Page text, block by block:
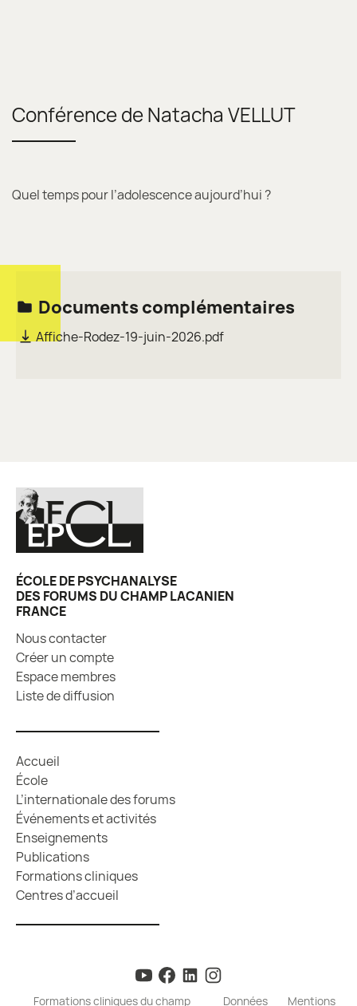
Conférence de Natacha VELLUT
Quel temps pour l’adolescence aujourd’hui ?
Documents complémentaires
Affiche-Rodez-19-juin-2026.pdf
ÉCOLE DE PSYCHANALYSE
DES FORUMS DU CHAMP LACANIEN
FRANCE
Nous contacter
Créer un compte
Espace membres
Liste de diffusion
Accueil
École
L’internationale des forums
Événements et activités
Enseignements
Publications
Formations cliniques
Centres d’accueil
Formations cliniques du champ Données Mentions